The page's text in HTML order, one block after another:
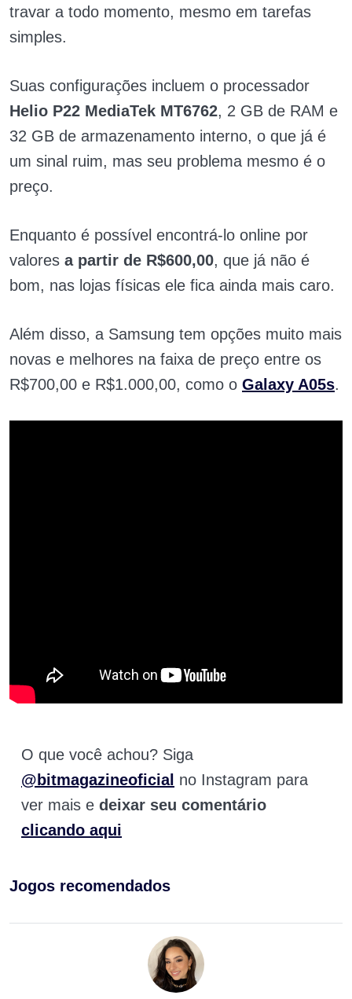
travar a todo momento, mesmo em tarefas
simples.
Suas configurações incluem o processador
Helio P22 MediaTek MT6762, 2 GB de RAM e
32 GB de armazenamento interno, o que já é
um sinal ruim, mas seu problema mesmo é o
preço.
Enquanto é possível encontrá-lo online por
valores a partir de R$600,00, que já não é
bom, nas lojas físicas ele fica ainda mais caro.
Além disso, a Samsung tem opções muito mais
novas e melhores na faixa de preço entre os
R$700,00 e R$1.000,00, como o Galaxy A05s.
O que você achou? Siga
@bitmagazineoficial no Instagram para
ver mais e deixar seu comentário
clicando aqui
Jogos recomendados